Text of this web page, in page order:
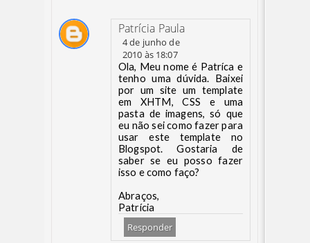
Patrícia Paula
4 de junho de
2010 às 18:07
Ola, Meu nome é Patríca e
tenho uma dúvida. Baixei
por um site um template
em XHTM, CSS e uma
pasta de imagens, só que
eu não sei como fazer para
usar este template no
Blogspot. Gostaria de
saber se eu posso fazer
isso e como faço?
Abraços,
Patrícia
Responder